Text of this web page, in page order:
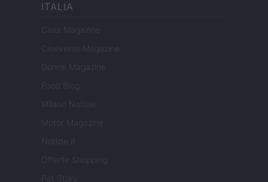
ITALIA
Casa Magazine
Cineverse Magazine
Donne Magazine
Food Blog
Milano Notizie
Motor Magazine
Notizie.it
Offerte Shopping